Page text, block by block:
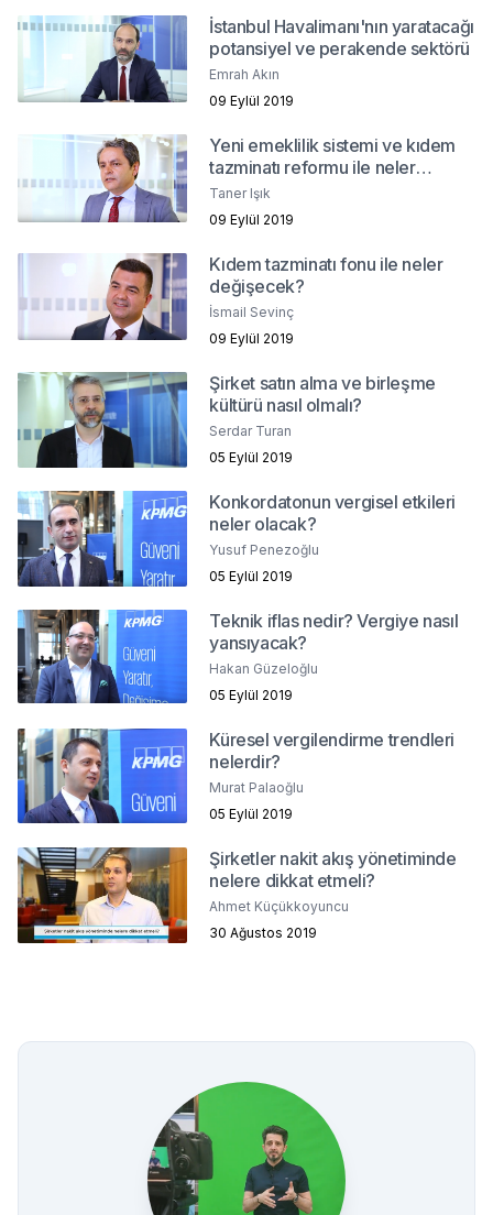
İstanbul Havalimanı'nın yaratacağı
potansiyel ve perakende sektörü
Emrah Akın
09 Eylül 2019
Yeni emeklilik sistemi ve kıdem
tazminatı reformu ile neler
değişecek?
Taner Işık
09 Eylül 2019
Kıdem tazminatı fonu ile neler
değişecek?
İsmail Sevinç
09 Eylül 2019
Şirket satın alma ve birleşme
kültürü nasıl olmalı?
Serdar Turan
05 Eylül 2019
Konkordatonun vergisel etkileri
neler olacak?
Yusuf Penezoğlu
05 Eylül 2019
Teknik iflas nedir? Vergiye nasıl
yansıyacak?
Hakan Güzeloğlu
05 Eylül 2019
Küresel vergilendirme trendleri
nelerdir?
Murat Palaoğlu
05 Eylül 2019
Şirketler nakit akış yönetiminde
nelere dikkat etmeli?
Ahmet Küçükkoyuncu
30 Ağustos 2019